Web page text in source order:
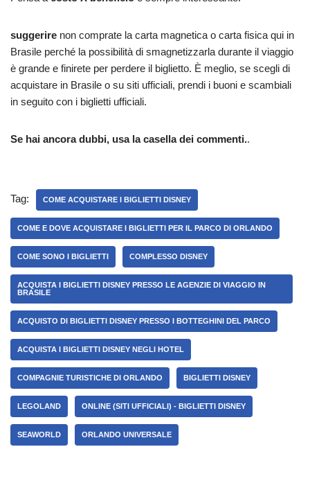
suggerire non comprate la carta magnetica o carta fisica qui in
Brasile perché la possibilità di smagnetizzarla durante il viaggio
è grande e finirete per perdere il biglietto. È meglio, se scegli di
acquistare in Brasile o su siti ufficiali, prendi i buoni e scambiali
in seguito con i biglietti ufficiali.
Se hai ancora dubbi, usa la casella dei commenti..
Tag: COME ACQUISTARE I BIGLIETTI DISNEY
COME E DOVE ACQUISTARE I BIGLIETTI PER IL PARCO DI ORLANDO
COME SONO I BIGLIETTI COMPLESSO DISNEY
ACQUISTA I BIGLIETTI DISNEY PRESSO LE AGENZIE DI VIAGGIO IN
BRASILE
ACQUISTO DI BIGLIETTI DISNEY PRESSO I BOTTEGHINI DEL PARCO
ACQUISTA I BIGLIETTI DISNEY NEGLI HOTEL
COMPAGNIE TURISTICHE DI ORLANDO BIGLIETTI DISNEY
LEGOLAND ONLINE (SITI UFFICIALI) - BIGLIETTI DISNEY
SEAWORLD ORLANDO UNIVERSALE